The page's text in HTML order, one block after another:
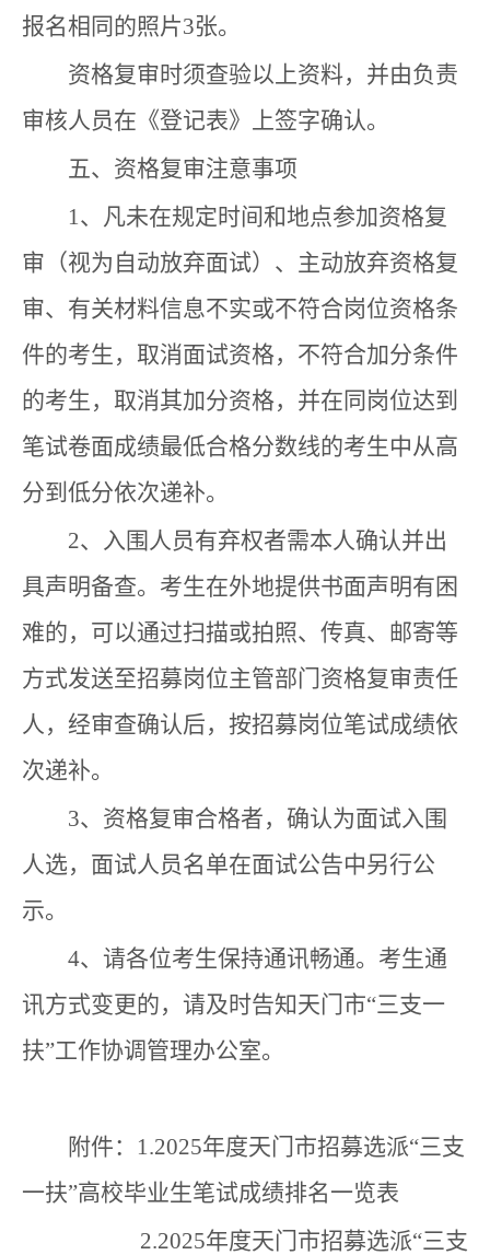
报名相同的照片3张。
资格复审时须查验以上资料，并由负责
审核人员在《登记表》上签字确认。
五、资格复审注意事项
1、凡未在规定时间和地点参加资格复
审（视为自动放弃面试）、主动放弃资格复
审、有关材料信息不实或不符合岗位资格条
件的考生，取消面试资格，不符合加分条件
的考生，取消其加分资格，并在同岗位达到
笔试卷面成绩最低合格分数线的考生中从高
分到低分依次递补。
2、入围人员有弃权者需本人确认并出
具声明备查。考生在外地提供书面声明有困
难的，可以通过扫描或拍照、传真、邮寄等
方式发送至招募岗位主管部门资格复审责任
人，经审查确认后，按招募岗位笔试成绩依
次递补。
3、资格复审合格者，确认为面试入围
人选，面试人员名单在面试公告中另行公
示。
4、请各位考生保持通讯畅通。考生通
讯方式变更的，请及时告知天门市“三支一
扶”工作协调管理办公室。
附件：1.2025年度天门市招募选派“三支
一扶”高校毕业生笔试成绩排名一览表
2.2025年度天门市招募选派“三支